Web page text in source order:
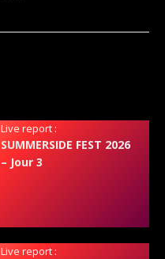
Live report :
SUMMERSIDE FEST 2026
– Jour 3
Live report :